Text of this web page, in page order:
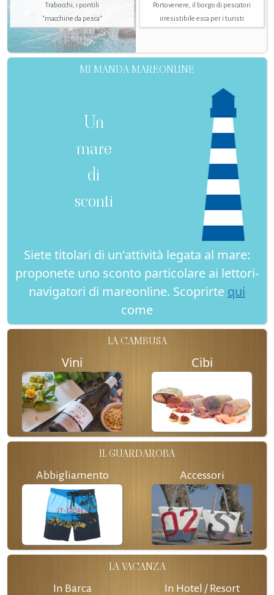
Trabocchi, i pontili
"macchine da pesca"
Portovenere, il borgo di pescatori
irresistibile esca per i turisti
MI MANDA MAREONLINE
Un
mare
di
sconti
Siete titolari di un'attività legata al mare:
proponete uno sconto particolare ai lettori-
navigatori di mareonline. Scoprirte qui
come
LA CAMBUSA
Vini Cibi
IL GUARDAROBA
Abbigliamento Accessori
LA VACANZA
In Barca In Hotel / Resort